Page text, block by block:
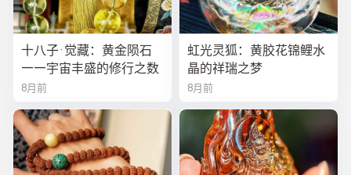
十八子·觉藏：黄金陨石
——宇宙丰盛的修行之数
8月前
虹光灵狐：黄胶花锦鲤水
晶的祥瑞之梦
8月前